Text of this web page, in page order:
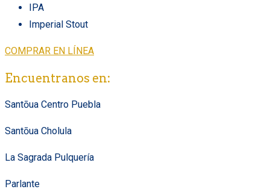
IPA
Imperial Stout
COMPRAR EN LÍNEA
Encuentranos en:
Santōua Centro Puebla
Santōua Cholula
La Sagrada Pulquería
Parlante